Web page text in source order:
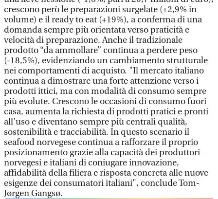
crescono però le preparazioni surgelate (+2,9% in
volume) e il ready to eat (+19%), a conferma di una
domanda sempre più orientata verso praticità e
velocità di preparazione. Anche il tradizionale
prodotto “da ammollare” continua a perdere peso
(-18,5%), evidenziando un cambiamento strutturale
nei comportamenti di acquisto. "Il mercato italiano
continua a dimostrare una forte attenzione verso i
prodotti ittici, ma con modalità di consumo sempre
più evolute. Crescono le occasioni di consumo fuori
casa, aumenta la richiesta di prodotti pratici e pronti
all’uso e diventano sempre più centrali qualità,
sostenibilità e tracciabilità. In questo scenario il
seafood norvegese continua a rafforzare il proprio
posizionamento grazie alla capacità dei produttori
norvegesi e italiani di coniugare innovazione,
affidabilità della filiera e risposta concreta alle nuove
esigenze dei consumatori italiani", conclude Tom-
Jørgen Gangsø.